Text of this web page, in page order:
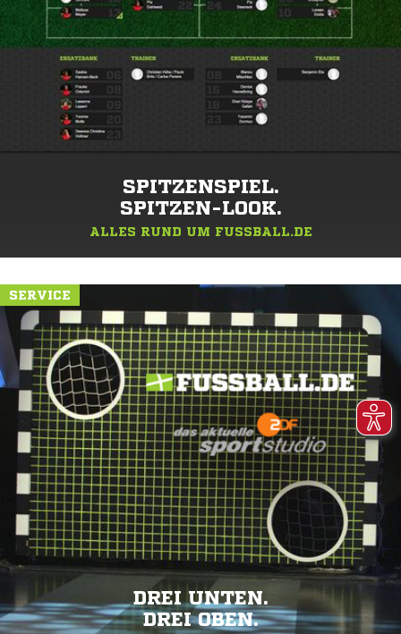
SPITZENSPIEL.
SPITZEN-LOOK.
ALLES RUND UM FUSSBALL.DE
SERVICE
DREI UNTEN.
DREI OBEN.